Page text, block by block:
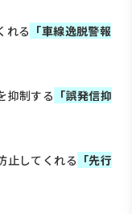
れる 「車線逸脱警報
制する 「誤発信抑
してくれる 「先行